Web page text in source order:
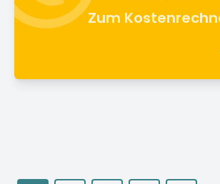
Zum